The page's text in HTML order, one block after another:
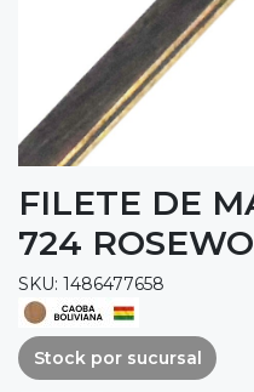
FILETE DE
724
SKU: 1486477658
Stock por sucursal